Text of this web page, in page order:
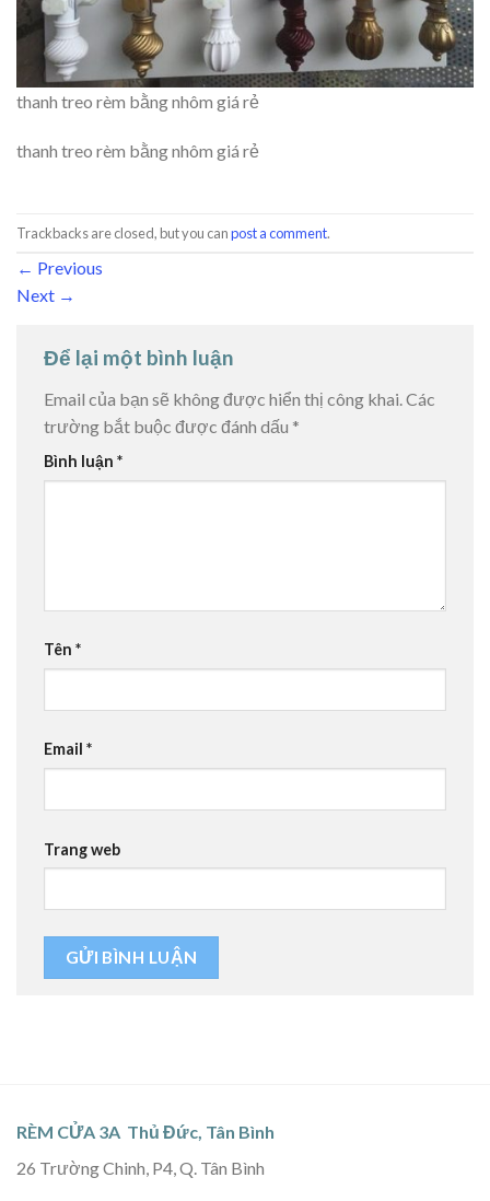
thanh treo rèm bằng nhôm giá rẻ
thanh treo rèm bằng nhôm giá rẻ
Trackbacks are closed, but you canpost a comment.
← Previous
Next →
Để lại một bình luận
Email của bạn sẽ không được hiển thị công khai.Các
trường bắt buộc được đánh dấu *
Bình luận *
Tên *
Email *
Trang web
RÈM CỬA 3A Thủ Đức, Tân Bình
26 Trường Chinh, P4, Q. Tân Bình